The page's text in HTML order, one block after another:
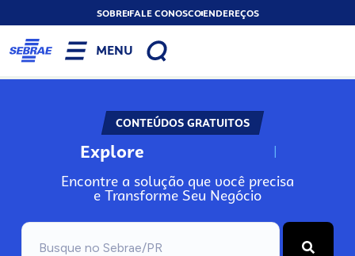
SOBREFALE CONOSCOENDEREÇOS
MENU
CONTEÚDOS GRATUITOS
Explore N
Encontre a solução que você precisa
e Transforme Seu Negócio